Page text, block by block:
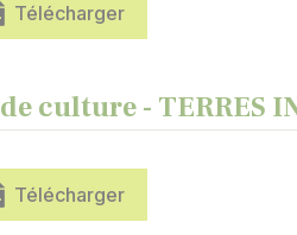
Télécharger
culture - TERRES
Télécharger